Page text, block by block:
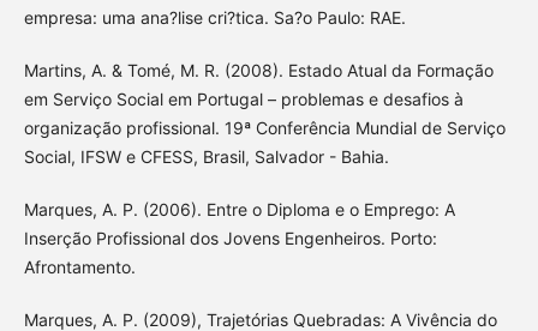
empresa: uma ana?lise cri?tica. Sa?o Paulo: RAE.
Martins, A. & Tomé, M. R. (2008). Estado Atual da Formação
em Serviço Social em Portugal – problemas e desafios à
organização profissional. 19ª Conferência Mundial de Serviço
Social, IFSW e CFESS, Brasil, Salvador - Bahia.
Marques, A. P. (2006). Entre o Diploma e o Emprego: A
Inserção Profissional dos Jovens Engenheiros. Porto:
Afrontamento.
Marques, A. P. (2009), Trajetórias Quebradas: A Vivência do